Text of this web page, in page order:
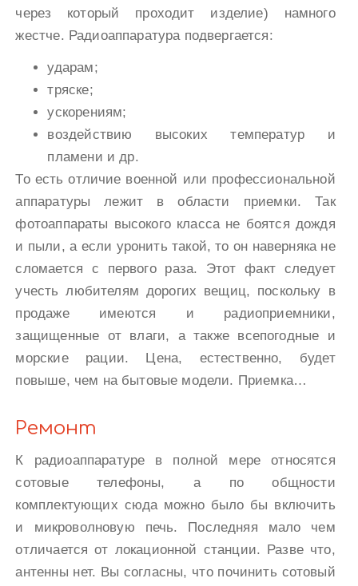
через который проходит изделие) намного
жестче. Радиоаппаратура подвергается:
ударам;
тряске;
ускорениям;
воздействию высоких температур и
пламени и др.
То есть отличие военной или профессиональной
аппаратуры лежит в области приемки. Так
фотоаппараты высокого класса не боятся дождя
и пыли, а если уронить такой, то он наверняка не
сломается с первого раза. Этот факт следует
учесть любителям дорогих вещиц, поскольку в
продаже имеются и радиоприемники,
защищенные от влаги, а также всепогодные и
морские рации. Цена, естественно, будет
повыше, чем на бытовые модели. Приемка…
Ремонт
К радиоаппаратуре в полной мере относятся
сотовые телефоны, а по общности
комплектующих сюда можно было бы включить
и микроволновую печь. Последняя мало чем
отличается от локационной станции. Разве что,
антенны нет. Вы согласны, что починить сотовый